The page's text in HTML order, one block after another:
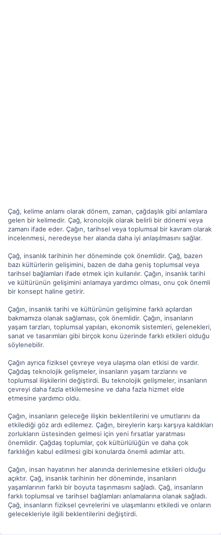
Çağ, kelime anlamı olarak dönem, zaman, çağdaşlık gibi anlamlara
gelen bir kelimedir. Çağ, kronolojik olarak belirli bir dönemi veya
zamanı ifade eder. Çağın, tarihsel veya toplumsal bir kavram olarak
incelenmesi, neredeyse her alanda daha iyi anlaşılmasını sağlar.
Çağ, insanlık tarihinin her döneminde çok önemlidir. Çağ, bazen
bazı kültürlerin gelişimini, bazen de daha geniş toplumsal veya
tarihsel bağlamları ifade etmek için kullanılır. Çağın, insanlık tarihi
ve kültürünün gelişimini anlamaya yardımcı olması, onu çok önemli
bir konsept haline getirir.
Çağın, insanlık tarihi ve kültürünün gelişimine farklı açılardan
bakmamıza olanak sağlaması, çok önemlidir. Çağın, insanların
yaşam tarzları, toplumsal yapıları, ekonomik sistemleri, gelenekleri,
sanat ve tasarımları gibi birçok konu üzerinde farklı etkileri olduğu
söylenebilir.
Çağın ayrıca fiziksel çevreye veya ulaşıma olan etkisi de vardır.
Çağdaş teknolojik gelişmeler, insanların yaşam tarzlarını ve
toplumsal ilişkilerini değiştirdi. Bu teknolojik gelişmeler, insanların
çevreyi daha fazla etkilemesine ve daha fazla hizmet elde
etmesine yardımcı oldu.
Çağın, insanların geleceğe ilişkin beklentilerini ve umutlarını da
etkilediği göz ardı edilemez. Çağın, bireylerin karşı karşıya kaldıkları
zorlukların üstesinden gelmesi için yeni fırsatlar yaratması
önemlidir. Çağdaş toplumlar, çok kültürlülüğün ve daha çok
farklılığın kabul edilmesi gibi konularda önemli adımlar attı.
Çağın, insan hayatının her alanında derinlemesine etkileri olduğu
açıktır. Çağ, insanlık tarihinin her döneminde, insanların
yaşamlarının farklı bir boyuta taşınmasını sağladı. Çağ, insanların
farklı toplumsal ve tarihsel bağlamları anlamalarına olanak sağladı.
Çağ, insanların fiziksel çevrelerini ve ulaşımlarını etkiledi ve onların
gelecekleriyle ilgili beklentilerini değiştirdi.